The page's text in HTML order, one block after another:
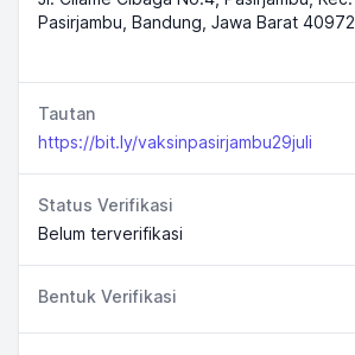
Pasirjambu, Bandung, Jawa Barat 40972
Tautan
https://bit.ly/vaksinpasirjambu29juli
Status Verifikasi
Belum terverifikasi
Bentuk Verifikasi